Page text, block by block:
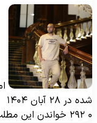
در ۲۸ آبان ۱۴۰۴
خواندن این مطلب ۳ دقیقه زمان